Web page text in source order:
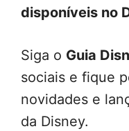
disponíveis no
Siga o Guia
sociais e fique
novidades e
da Disney.